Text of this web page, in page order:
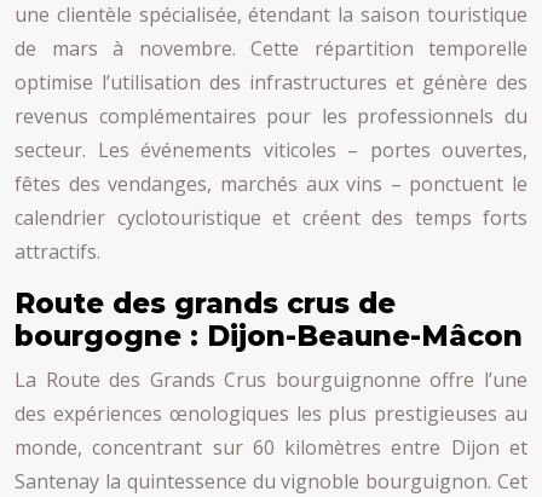
une clientèle spécialisée, étendant la saison touristique
de mars à novembre. Cette répartition temporelle
optimise l’utilisation des infrastructures et génère des
revenus complémentaires pour les professionnels du
secteur. Les événements viticoles – portes ouvertes,
fêtes des vendanges, marchés aux vins – ponctuent le
calendrier cyclotouristique et créent des temps forts
attractifs.
Route des grands crus de
bourgogne : Dijon-Beaune-Mâcon
La Route des Grands Crus bourguignonne offre l’une
des expériences œnologiques les plus prestigieuses au
monde, concentrant sur 60 kilomètres entre Dijon et
Santenay la quintessence du vignoble bourguignon. Cet